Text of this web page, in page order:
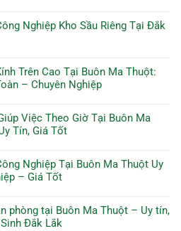
Nghiệp Kho Sầu Riêng Tại Đắk
Trên Cao Tại Buôn Ma Thuột:
– Chuyên Nghiệp
Việc Theo Giờ Tại Buôn Ma
Tín, Giá Tốt
Nghiệp Tại Buôn Ma Thuột Uy
– Giá Tốt
phòng tại Buôn Ma Thuột – Uy tín,
Đắk Lắk